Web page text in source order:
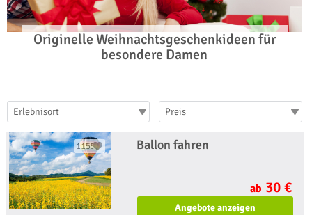
Originelle Weihnachtsgeschenkideen für
besondere Damen
Erlebnisort Preis
1155 Ballon fahren
ab 30 €
Angebote anzeigen